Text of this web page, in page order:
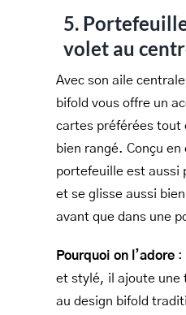
5.
volet au
Avec son aile
bifold vous offre un
cartes préférées tout
bien rangé. Conçu
portefeuille est aussi
et se glisse aussi
avant que dans une
Pourquoi on l’adore:
et stylé, il ajoute une
au design bifold